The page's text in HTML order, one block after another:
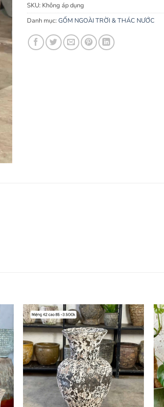
SKU: Không áp dụng
Danh mục: GỐM NGOÀI TRỜI & THÁC NƯỚC